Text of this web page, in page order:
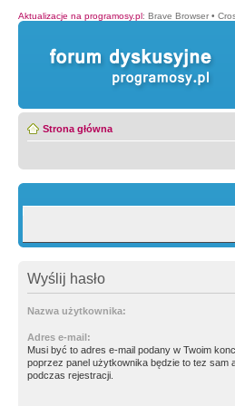
Aktualizacje na programosy.pl: Brave Browser •
Strona główna
Wyślij hasło
Nazwa użytkownika:
Adres e-mail:
Musi być to adres e-mail podany w Twoim
poprzez panel użytkownika będzie to tez sam
podczas rejestracji.